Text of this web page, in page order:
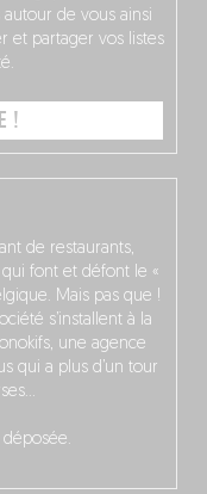
de restaurants,
font et défont le «
Mais pas que !
s’installent à la
une agence
qui a plus d’un tour
de vous ainsi
et partager vos listes
!